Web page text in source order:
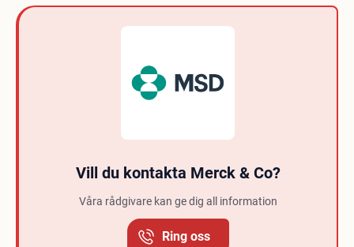
Vill du kontakta Merck & Co?
Våra rådgivare kan ge dig all information
Ring oss